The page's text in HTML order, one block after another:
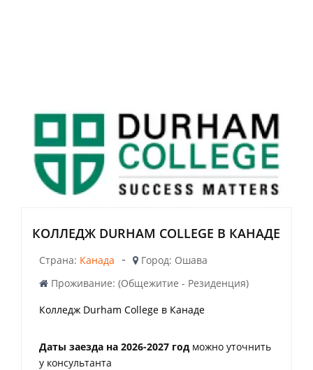
КОЛЛЕДЖ DURHAM COLLEGE В КАНАДЕ
Страна: Канада -
Город: Ошава
Проживание: (Общежитие - Резиденция)
Колледж Durham College в Канаде
Даты заезда на 2026-2027 год можно уточнить
у консультанта